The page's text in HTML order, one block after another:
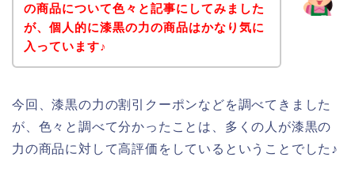
の商品について色々と記事にしてみました
が、個人的に漆黒の力の商品はかなり気に
入っています♪
今回、漆黒の力の割引クーポンなどを調べてきました
が、色々と調べて分かったことは、多くの人が漆黒の
力の商品に対して高評価をしているということでした♪